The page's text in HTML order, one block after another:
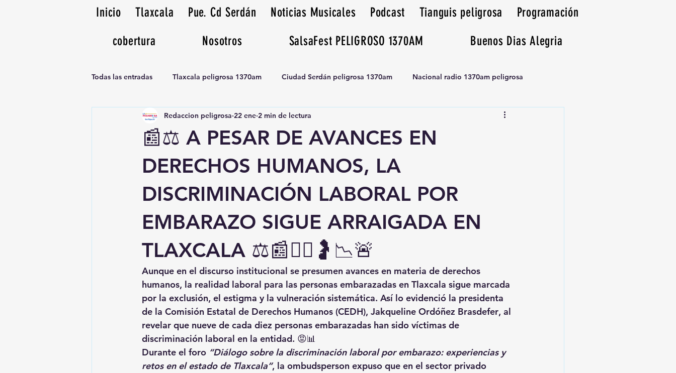
Inicio Tlaxcala Pue. Cd Serdán Noticias Musicales Podcast Tianguis peligrosa
Programación
cobertura
Nosotros SalsaFest PELIGROSO 1370AM Buenos Dias Alegria
Todas las entradas Tlaxcala peligrosa 1370am Ciudad Serdán peligrosa 1370am Nacional radio 1370am peligrosa
Noticias Musicales radio 1370am Tianguis peligrosa 1370am huamantla
📰⚖️ A PESAR DE AVANCES EN
DERECHOS HUMANOS, LA
DISCRIMINACIÓN LABORAL POR
EMBARAZO SIGUE ARRAIGADA EN
TLAXCALA ⚖️📰👩‍⚕️🤰📉🚨
Redaccion peligrosa 22 ene 2 min de lectura
Aunque en el discurso institucional se presumen avances en materia de derechos
humanos, la realidad laboral para las personas embarazadas en Tlaxcala sigue marcada
por la exclusión, el estigma y la vulneración sistemática. Así lo evidenció la presidenta
de la Comisión Estatal de Derechos Humanos (CEDH), Jakqueline Ordóñez Brasdefer, al
revelar que nueve de cada diez personas embarazadas han sido víctimas de
discriminación laboral en la entidad. 😡📊
Durante el foro “Diálogo sobre la discriminación laboral por embarazo: experiencias y
retos en el estado de Tlaxcala”, la ombudsperson expuso que en el sector privado